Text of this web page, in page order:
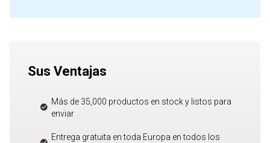
Sus Ventajas
Más de 35,000 productos en stock y listos para
enviar
Entrega gratuita en toda Europa en todos los